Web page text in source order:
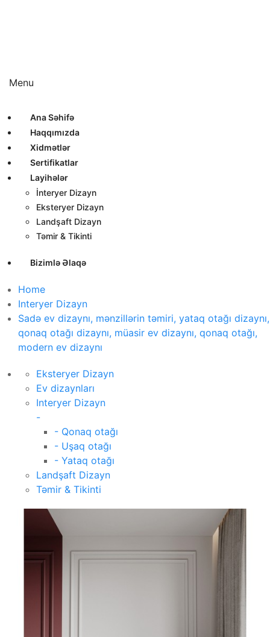
Menu
Ana Səhifə
Haqqımızda
Xidmətlər
Sertifikatlar
Layihələr
İnteryer Dizayn
Eksteryer Dizayn
Landşaft Dizayn
Təmir & Tikinti
Bizimlə Əlaqə
Home
Interyer Dizayn
Sadə ev dizaynı, mənzillərin təmiri, yataq otağı dizaynı,
qonaq otağı dizaynı, müasir ev dizaynı, qonaq otağı,
modern ev dizaynı
Eksteryer Dizayn
Ev dizaynları
Interyer Dizayn
-
- Qonaq otağı
- Uşaq otağı
- Yataq otağı
Landşaft Dizayn
Təmir & Tikinti